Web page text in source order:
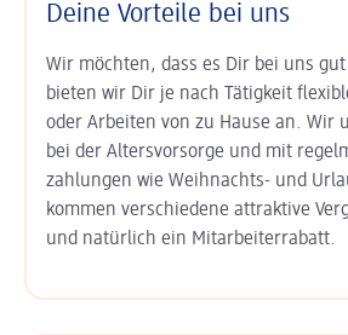
Deine Vorteile bei uns
Wir möchten, dass es Dir bei uns
bieten wir Dir je nach Tätigkeit
oder Arbeiten von zu Hause an. Wir
bei der Alters­vorsorge und mit
zahlungen wie Weihnachts- und
kommen ver­schiedene attraktive
und natürlich ein Mitarbeiter­rabatt.